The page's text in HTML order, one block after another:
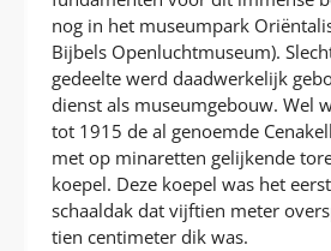
nog in het museumpark
Bijbels Openluchtmuseum).
gedeelte werd daadwerkelijk
dienst als museumgebouw. Wel
tot 1915 de al genoemde
met op minaretten gelijkende
koepel. Deze koepel was het
schaaldak dat vijftien meter
tien centimeter dik was.